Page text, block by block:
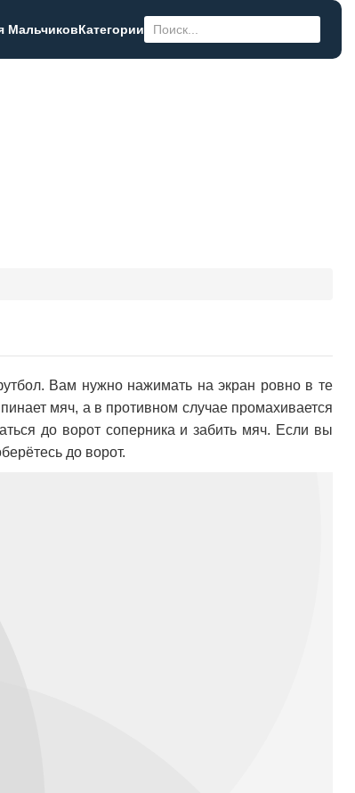
МальчиковКатегории
Вам нужно нажимать на экран ровно в те
мяч, а в противном случае промахивается
до ворот соперника и забить мяч. Если вы
до ворот.